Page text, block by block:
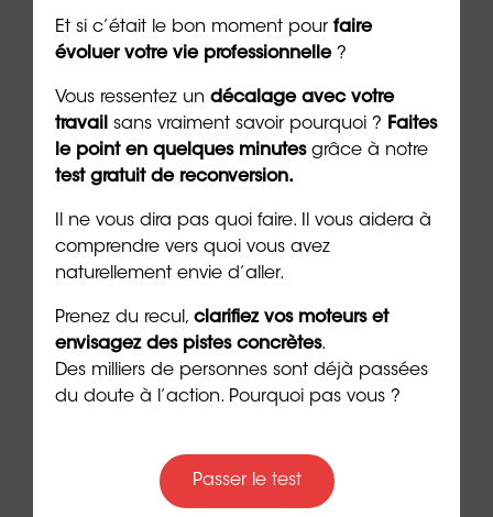
CONTACTER UNE AGENCE
Et si c’était le bon moment pour faire
évoluer votre vie professionnelle?
Vous ressentez un décalage avec votre
travail sans vraiment savoir pourquoi ? Faites
le point en quelques minutesgrâce à notre
test gratuit de reconversion.
Il ne vous dira pas quoi faire. Il vous aidera à
comprendre vers quoi vous avez
naturellement envie d’aller.
Prenez du recul, clarifiez vos moteurs et
envisagez des pistes concrètes.
Des milliers de personnes sont déjà passées
du doute à l’action. Pourquoi pas vous ?
Passer le test